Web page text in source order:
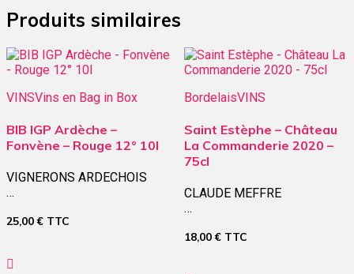
Produits similaires
VINSVins en Bag in Box
BIB IGP Ardèche –
Fonvène – Rouge 12° 10l
VIGNERONS ARDECHOIS
…
25,00€ TTC
BordelaisVINS
Saint Estèphe – Château
La Commanderie 2020 –
75cl
CLAUDE MEFFRE
…
18,00€TTC